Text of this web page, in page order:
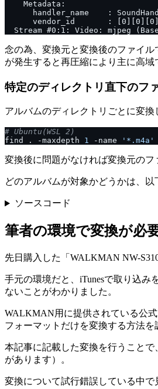
念の為、変換元と変換後のファイ
が発生すると再圧縮により主に高域
特定のディレクトリ直下のフ
アルバムのディレクトリごとに変
# Ubuntu(WSL 2)
find . -maxdepth 1 -name '*.m4a'
変換後に問題がなければ変換元のフ
どのアルバムが対象かどうかは、以
ソースコード
筆者の環境で変換が必
先日購入した「WALKMAN NW-
手元の環境だと、iTunesで取り込
ないことがわかりました。
WALKMAN用に提供されている公
フォーマットだけを変換する方法を
本記事に記載した変換を行うこと
があります）。
変換について試行錯誤している中で